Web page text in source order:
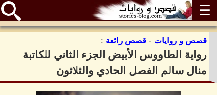
☰
قصص و روايات - قصص رائعة :
رواية الطاووس الأبيض الجزء الثاني للكاتبة
منال سالم الفصل الحادي والثلاثون